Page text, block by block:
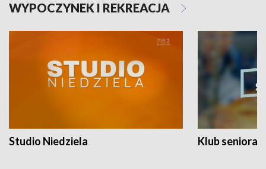
WYPOCZYNEK I REKREACJA
Studio Niedziela Klub seniora